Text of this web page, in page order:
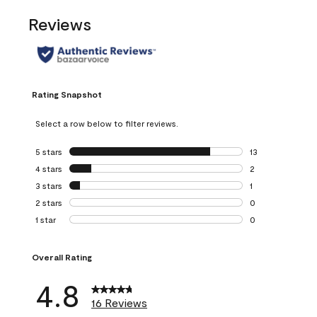
Reviews
Rating Snapshot
Select a row below to filter reviews.
5 stars stars
13
13 reviews with
4 stars stars
2
2 reviews with 4
3 stars stars
1
1 review with 3
2 stars stars
0
0 reviews with 2
1 star stars
0
Overall Rating
4.8 16 Reviews